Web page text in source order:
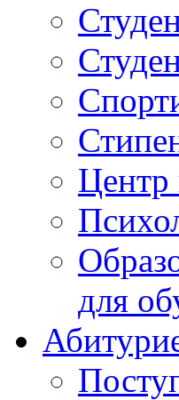
Центр
для